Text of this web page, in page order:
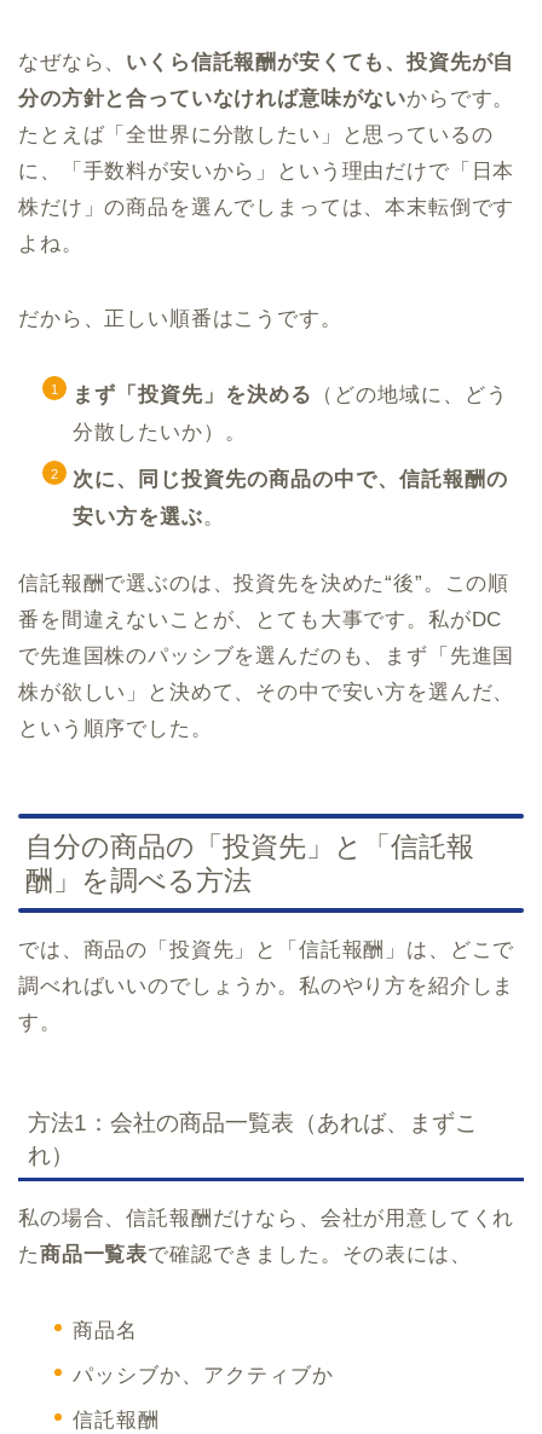
なぜなら、 いくら信託報酬が安くても、投資先が自
分の方針と合っていなければ意味がないからです。
たとえば「全世界に分散したい」と思っているの
に、「手数料が安いから」という理由だけで「日本
株だけ」の商品を選んでしまっては、本末転倒です
よね。
だから、正しい順番はこうです。
まず「投資先」を決める
（どの地域に、どう
分散したいか）。
次に、同じ投資先の商品の中で、信託報酬の
安い方を選ぶ。
信託報酬で選ぶのは、投資先を決めた“後”。この順
番を間違えないことが、とても大事です。私がDC
で先進国株のパッシブを選んだのも、まず「先進国
株が欲しい」と決めて、その中で安い方を選んだ、
という順序でした。
自分の商品の「投資先」と「信託報
酬」を調べる方法
では、商品の「投資先」と「信託報酬」は、どこで
調べればいいのでしょうか。私のやり方を紹介しま
す。
方法1：会社の商品一覧表（あれば、まずこ
れ）
私の場合、信託報酬だけなら、会社が用意してくれ
た商品一覧表で確認できました。その表には、
商品名
パッシブか、アクティブか
信託報酬